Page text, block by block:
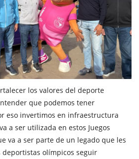
los valores del deporte
que podemos tener
eso invertimos en infraestructura
a ser utilizada en estos Juegos
va a ser parte de un legado que les
olímpicos seguir